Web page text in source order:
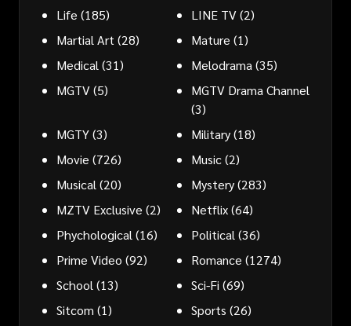
Life (185) LINE TV(2)
Martial Art (28) Mature (1)
Medical (31) Melodrama (35)
MGTV(5)
MGTV Drama Channel
(3)
MGTY(3) Military(18)
Movie (726) Music(2)
Musical (20) Mystery(283)
MZTV Exclusive (2) Netflix(64)
Phychological (16) Political (36)
Prime Video (92) Romance (1274)
School (13) Sci-Fi (69)
Sitcom (1) Sports (26)